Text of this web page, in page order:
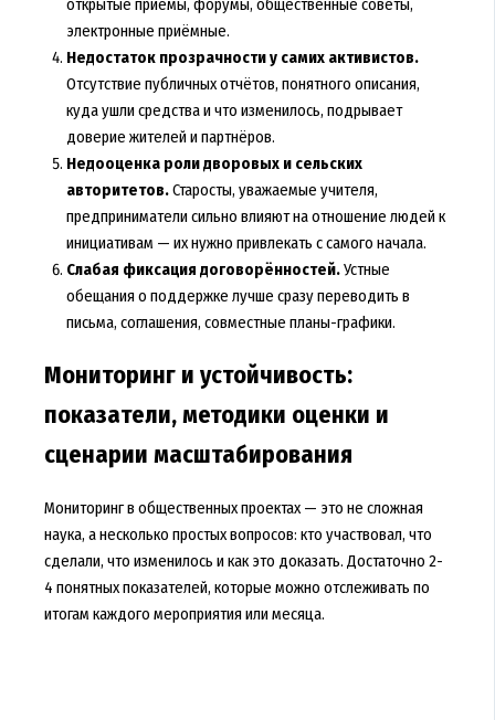
электронные приёмные.
Недостаток прозрачности у самих активистов.
Отсутствие публичных отчётов, понятного описания,
куда ушли средства и что изменилось, подрывает
доверие жителей и партнёров.
Недооценка роли дворовых и сельских
авторитетов.Старосты, уважаемые учителя,
предприниматели сильно влияют на отношение людей к
инициативам — их нужно привлекать с самого начала.
Слабая фиксация договорённостей.Устные
обещания о поддержке лучше сразу переводить в
письма, соглашения, совместные планы-графики.
Мониторинг и устойчивость:
показатели, методики оценки и
сценарии масштабирования
Мониторинг в общественных проектах — это не сложная
наука, а несколько простых вопросов: кто участвовал, что
сделали, что изменилось и как это доказать. Достаточно 2-
4 понятных показателей, которые можно отслеживать по
итогам каждого мероприятия или месяца.